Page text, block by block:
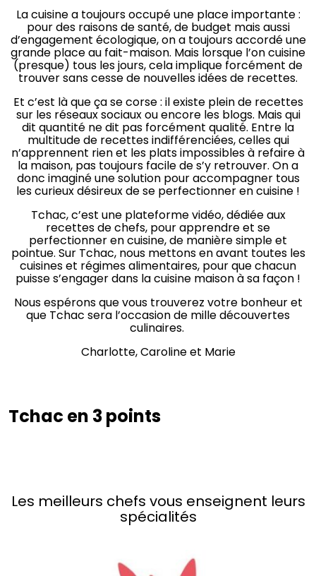
La cuisine a toujours occupé une place importante :
pour des raisons de santé, de budget mais aussi
d’engagement écologique, on a toujours accordé une
grande place au fait-maison. Mais lorsque l’on cuisine
(presque) tous les jours, cela implique forcément de
trouver sans cesse de nouvelles idées de recettes.
Et c’est là que ça se corse : il existe plein de recettes
sur les réseaux sociaux ou encore les blogs. Mais qui
dit quantité ne dit pas forcément qualité. Entre la
multitude de recettes indifférenciées, celles qui
n’apprennent rien et les plats impossibles à refaire à
la maison, pas toujours facile de s’y retrouver. On a
donc imaginé une solution pour accompagner tous
les curieux désireux de se perfectionner en cuisine !
Tchac, c’est une plateforme vidéo, dédiée aux
recettes de chefs, pour apprendre et se
perfectionner en cuisine, de manière simple et
pointue. Sur Tchac, nous mettons en avant toutes les
cuisines et régimes alimentaires, pour que chacun
puisse s’engager dans la cuisine maison à sa façon !
Nous espérons que vous trouverez votre bonheur et
que Tchac sera l’occasion de mille découvertes
culinaires.
Charlotte, Caroline et Marie
Tchac en 3 points
Les meilleurs chefs vous enseignent leurs
spécialités